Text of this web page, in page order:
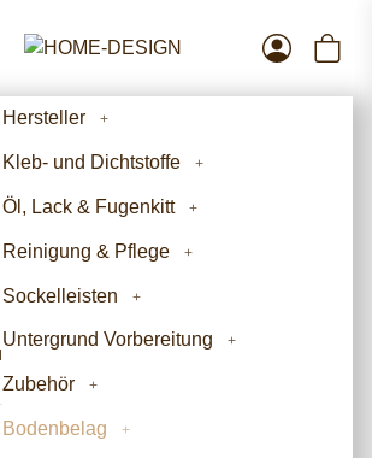
Hersteller
Kleb- und Dichtstoffe
Öl, Lack & Fugenkitt
Reinigung & Pflege
Sockelleisten
Untergrund Vorbereitung
Zubehör
Bodenbelag